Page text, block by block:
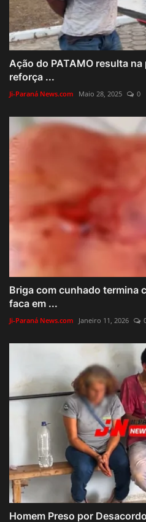
Ação do PATAMO resulta
reforça ...
Ji-Paraná News.com Maio 28, 2025 0
Briga com cunhado termina
faca em ...
Ji-Paraná News.com Janeiro 11, 2026
Homem Preso por